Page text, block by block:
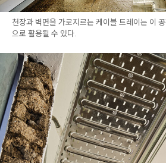
천장과 벽면을 가로지르는 케이블 트레이는 이
으로 활용될 수 있다.